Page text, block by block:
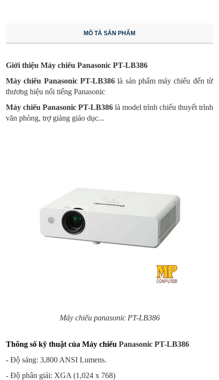
MÔ TẢ SẢN PHẨM
Giới thiệu Máy chiếu Panasonic PT-LB386
Máy chiếu Panasonic PT-LB386là sản phẩm máy chiếu đến từ
thương hiệu nổi tiếng Panasonic
Máy chiếu Panasonic PT-LB386 là model trình chiếu thuyết trình
văn phòng, trợ giảng giáo dục...
Máy chiếu panasonic PT-LB386
Thông số kỹ thuật của Máy chiếu Panasonic PT-LB386
- Độ sáng: 3,800 ANSI Lumens.
- Độ phân giải: XGA (1,024 x 768)